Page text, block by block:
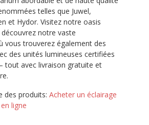
telles que Juwel,
et Hydor. Visitez notre oasis
notre vaste
vous trouverez également des
des unités lumineuses certifiées
tout avec livraison gratuite et
des produits: Acheter un éclairage
ligne